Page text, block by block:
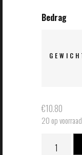
€10.80
20 op voorraad